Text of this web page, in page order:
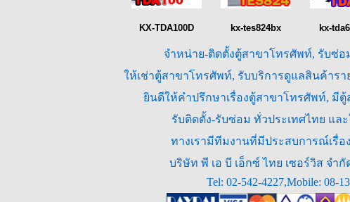
KX-TDA100D kx-tes824bx kx-
จำหน่าย-ติดตั้งตู้สาขาโทรศัพท์, รับซ่
ให้เช่าตู้สาขาโทรศัพท์, รับบริการดูแลสินค้าร
ยินดีให้คำปรึกษาเรื่องตู้สาขาโทรศัพท์, มี
รับติดตั้ง-รับซ่อม ทั่วประเทศไทย แล
ทางเรามีทีมงานที่มีประสบการณ์เรื่อ
บริษัท พี เอ บี เอ็กซ์ ไทย เซอร์วิส จำ
Tel: 02-542-4227,Mobile: 08-